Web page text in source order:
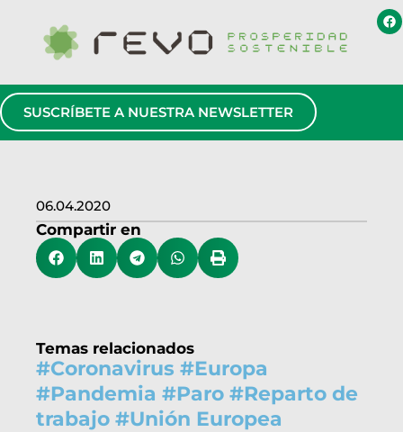
SUSCRÍBETE A NUESTRA NEWSLETTER
06.04.2020
Compartir en
Temas relacionados
#Coronavirus #Europa
#Pandemia #Paro #Reparto de
trabajo #Unión Europea